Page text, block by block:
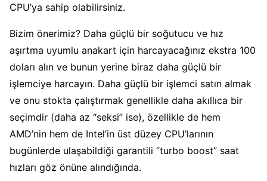
CPU’ya sahip olabilirsiniz.
Bizim önerimiz? Daha güçlü bir soğutucu ve hız
aşırtma uyumlu anakart için harcayacağınız ekstra 100
doları alın ve bunun yerine biraz daha güçlü bir
işlemciye harcayın. Daha güçlü bir işlemci satın almak
ve onu stokta çalıştırmak genellikle daha akıllıca bir
seçimdir (daha az “seksi” ise), özellikle de hem
AMD’nin hem de Intel’in üst düzey CPU’larının
bugünlerde ulaşabildiği garantili “turbo boost” saat
hızları göz önüne alındığında.